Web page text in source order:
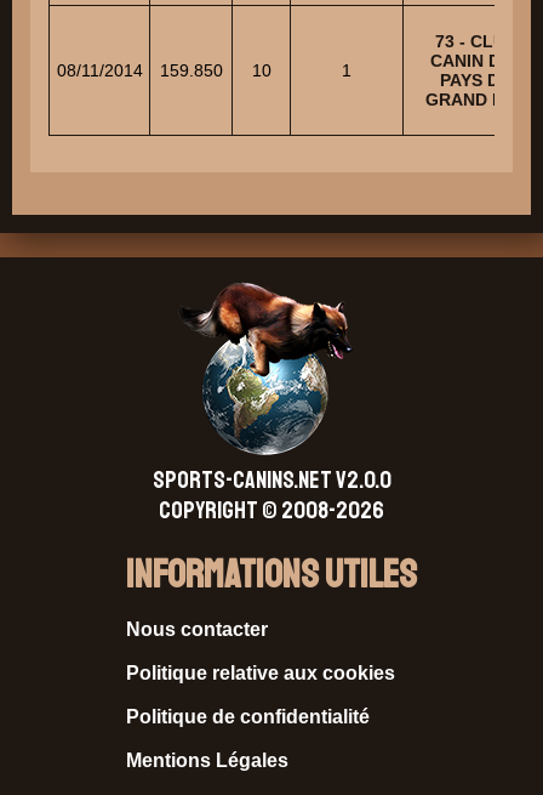
08/11/2014 159.850 10 1
73 - CLUB
CANIN DES
PAYS DU
GRAND LAC
SPORTS-CANINS.NET V2.0.0
Copyright © 2008-2026
Informations Utiles
Nous contacter
Politique relative aux cookies
Politique de confidentialité
Mentions Légales